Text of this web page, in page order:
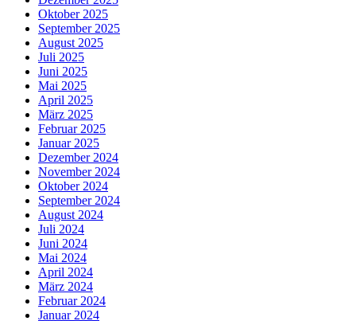
Oktober 2025
September 2025
August 2025
Juli 2025
Juni 2025
Mai 2025
April 2025
März 2025
Februar 2025
Januar 2025
Dezember 2024
November 2024
Oktober 2024
September 2024
August 2024
Juli 2024
Juni 2024
Mai 2024
April 2024
März 2024
Februar 2024
Januar 2024